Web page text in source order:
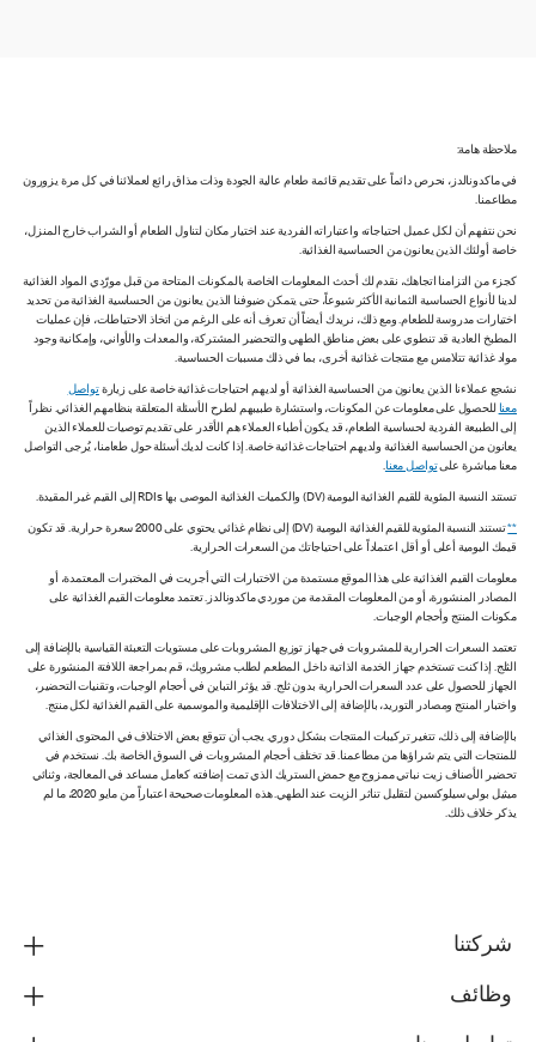
ملاحظة هامة:
في ماكدونالدز، نحرص دائماً على تقديم قائمة طعام عالية الجودة وذات مذاق رائع لعملائنا في كل مرة يزورون
مطاعمنا.
نحن نتفهم أن لكل عميل احتياجاته واعتباراته الفردية عند اختيار مكان لتناول الطعام أو الشراب خارج المنزل،
خاصة أولئك الذين يعانون من الحساسية الغذائية.
كجزء من التزامنا اتجاهك، نقدم لك أحدث المعلومات الخاصة بالمكونات المتاحة من قبل مورّدي المواد الغذائية
لدينا لأنواع الحساسية الثمانية الأكثر شيوعاً، حتى يتمكن ضيوفنا الذين يعانون من الحساسية الغذائية من تحديد
اختيارات مدروسة للطعام. ومع ذلك، نريدك أيضاً أن تعرف أنه على الرغم من اتخاذ الاحتياطات، فإن عمليات
المطبخ العادية قد تنطوي على بعض مناطق الطهي والتحضير المشتركة، والمعدات والأواني، وإمكانية وجود
مواد غذائية تتلامس مع منتجات غذائية أخرى، بما في ذلك مسببات الحساسية.
نشجع عملاءنا الذين يعانون من الحساسية الغذائية أو لديهم احتياجات غذائية خاصة على زيارةتواصل
معنا للحصول على معلومات عن المكونات، واستشارة طبيبهم لطرح الأسئلة المتعلقة بنظامهم الغذائي. نظراً
إلى الطبيعة الفردية لحساسية الطعام، قد يكون أطباء العملاء هم الأقدر على تقديم توصيات للعملاء الذين
يعانون من الحساسية الغذائية ولديهم احتياجات غذائية خاصة. إذا كانت لديك أسئلة حول طعامنا، يُرجى التواصل
معنا مباشرة علىتواصل معنا.
تستند النسبة المئوية للقيم الغذائية اليومية (DV) والكميات الغذائية الموصى بها RDIs إلى القيم غير المقيدة.
**
تستند النسبة المئوية للقيم الغذائية اليومية (DV) إلى نظام غذائي يحتوي على 2000 سعرة حرارية. قد تكون
قيمك اليومية أعلى أو أقل اعتماداً على احتياجاتك من السعرات الحرارية.
معلومات القيم الغذائية على هذا الموقع مستمدة من الاختبارات التي أجريت في المختبرات المعتمدة، أو
المصادر المنشورة، أو من المعلومات المقدمة من موردي ماكدونالدز. تعتمد معلومات القيم الغذائية على
مكونات المنتج وأحجام الوجبات.
تعتمد السعرات الحرارية للمشروبات في جهاز توزيع المشروبات على مستويات التعبئة القياسية بالإضافة إلى
الثلج. إذا كنت تستخدم جهاز الخدمة الذاتية داخل المطعم لطلب مشروبك، قم بمراجعة اللافتة المنشورة على
الجهاز للحصول على عدد السعرات الحرارية بدون ثلج. قد يؤثر التباين في أحجام الوجبات، وتقنيات التحضير،
واختبار المنتج ومصادر التوريد، بالإضافة إلى الاختلافات الإقليمية والموسمية على القيم الغذائية لكل منتج.
بالإضافة إلى ذلك، تتغير تركيبات المنتجات بشكل دوري. يجب أن تتوقع بعض الاختلاف في المحتوى الغذائي
للمنتجات التي يتم شراؤها من مطاعمنا. قد تختلف أحجام المشروبات في السوق الخاصة بك. نستخدم في
تحضير الأصناف زيت نباتي ممزوج مع حمض الستريك الذي تمت إضافته كعامل مساعد في المعالجة، وثنائي
ميثيل بولي سيلوكسين لتقليل تناثر الزيت عند الطهي. هذه المعلومات صحيحة اعتباراً من مايو 2020، ما لم
يذكر خلاف ذلك.
شركتنا
وظائف